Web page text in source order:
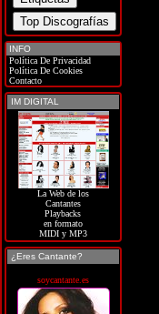
INFO
Política De Privacidad
Política De Cookies
Contacto
IM DIGITAL
La Web de los
Cantantes
Playbacks
en formato
MIDI y MP3
¿Eres Cantante?
soycantante.es